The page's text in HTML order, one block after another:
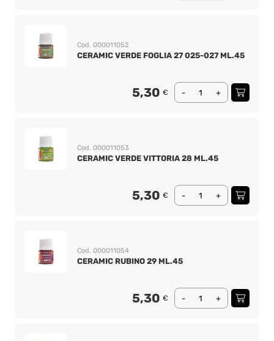
Cod. 000011052
CERAMIC VERDE FOGLIA 27 025-027 ML.45
5,30 € - +
Cod. 000011053
CERAMIC VERDE VITTORIA 28 ML.45
5,30 € - +
Cod. 000011054
CERAMIC RUBINO 29 ML.45
5,30 € - +